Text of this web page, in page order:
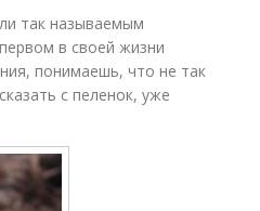
так называемым
в своей жизни
понимаешь, что не так
с пеленок, уже